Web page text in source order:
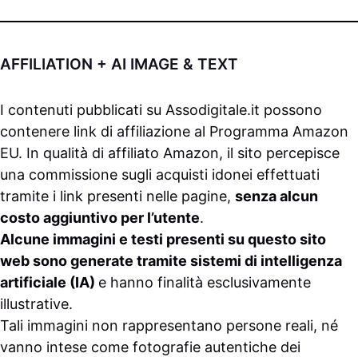
AFFILIATION + AI IMAGE & TEXT
I contenuti pubblicati su Assodigitale.it possono
contenere link di affiliazione al Programma Amazon
EU. In qualità di affiliato Amazon, il sito percepisce
una commissione sugli acquisti idonei effettuati
tramite i link presenti nelle pagine, senza alcun
costo aggiuntivo per l’utente.
Alcune immagini e testi presenti su questo sito
web sono generate tramite sistemi di intelligenza
artificiale (IA) e hanno finalità esclusivamente
illustrative.
Tali immagini non rappresentano persone reali, né
vanno intese come fotografie autentiche dei